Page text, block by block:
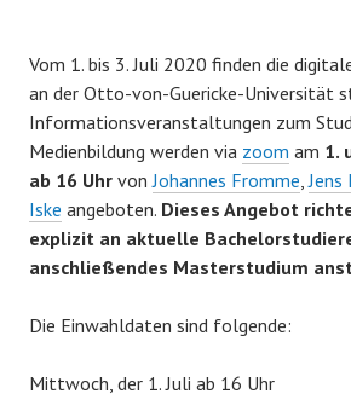
Vom 1. bis 3. Juli 2020 finden die
an der Otto-von-Guericke-Universität
Informationsveranstaltungen zum
Medienbildung werden via zoom am 1.
ab 16 Uhr vonJohannes Fromme,Jens
Iske angeboten. Dieses Angebot
explizit an aktuelle
anschließendes Masterstudium
Die Einwahldaten sind folgende:
Mittwoch, der 1. Juli ab 16 Uhr